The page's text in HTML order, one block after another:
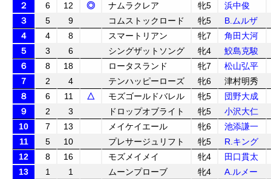
２
6 12 ◎ ナムラクレア 牝5
浜中俊
３
5 9 コムストックロード 牝5
B.ムルザ
４
4 8 スマートリアン 牝7
角田大河
５
3 6 シングザットソング 牝4
鮫島克駿
６
8 18 ロータスランド 牝7
松山弘平
７
2 4 テンハッピーローズ 牝6
津村明秀
８
6 11 △ モズゴールドバレル 牝5
団野大成
９
2 3 ドロップオブライト 牝5
小沢大仁
10
7 13 メイケイエール 牝6
池添謙一
11
5 10 プレサージュリフト 牝5
R.キング
12
8 16 モズメイメイ 牝4
田口貫太
13
1 1 ムーンプローブ 牝4
A.ルメー